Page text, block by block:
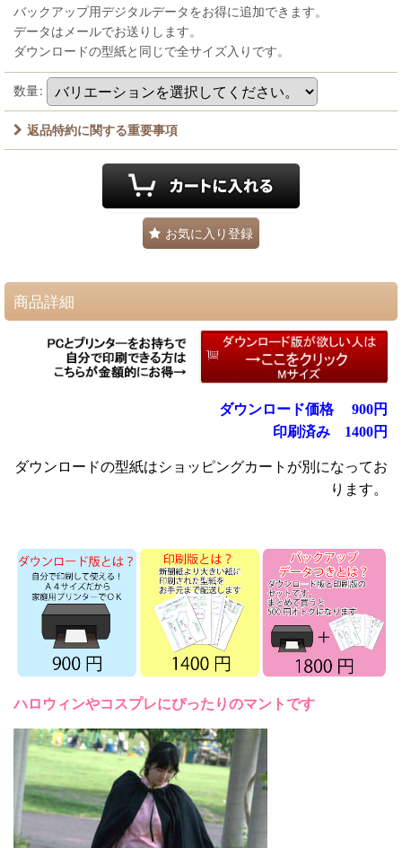
バックアップ用デジタルデータをお得に追加できます。
データはメールでお送りします。
ダウンロードの型紙と同じで全サイズ入りです。
数量:
返品特約に関する重要事項
お気に入り登録
商品詳細
ダウンロード価格 900円
印刷済み
1400円
ダウンロードの型紙はショッピングカートが別になってお
ります。
ハロウィンやコスプレにぴったりのマントです